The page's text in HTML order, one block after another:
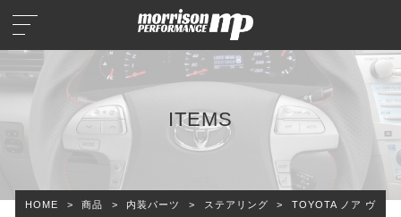
ITEMS
HOME > 商品 > 内装パーツ > ステアリング > TOYOTA ノア ヴォ